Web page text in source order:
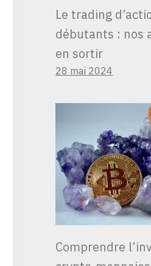
Le trading
débutants : nos
en sortir
28 mai 2024
Comprendre